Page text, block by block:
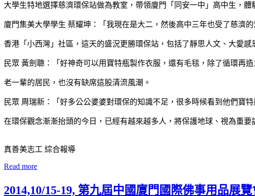
大學生特地選擇慈濟環保站做為教室，帶領廈門「同安一中」高中生，
廈門集美大學學生 蔡耀坤：「我現在是大二，然後高中三年也受了慈濟
香港「小西灣」社區，這天的盛況更勝環保站，包括了靜思人文、大愛感
民眾 黃劍聰：「好神奇可以用寶特瓶製作衣服，還有毛毯，除了循環再
老一輩的居民，也沒有缺席這股清流風潮。
民眾 周瑞新：「好多公公婆婆對環保的知識不足，很多時候看到他們寶
在環保觀念漸漸抬頭的今日，已經有越來越多人，將保護地球、視為重要
真善美志工 綜合報導
Read more
2014,10/15-19, 第九屆中國廈門國際佛事用品展覽